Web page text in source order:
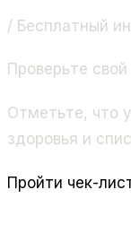
/ Бесплатный
Проверьте
Отметьте, что
здоровья и
Пройти чек-